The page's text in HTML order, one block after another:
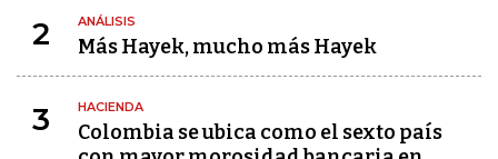
2 ANÁLISIS
Más Hayek, mucho más Hayek
3 HACIENDA
Colombia se ubica como el sexto país